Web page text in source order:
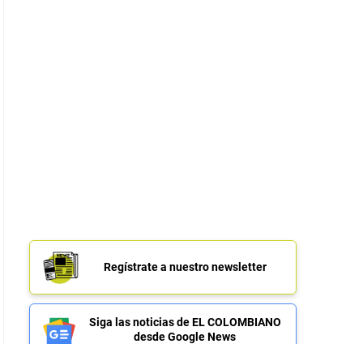
Regístrate a nuestro newsletter
Siga las noticias de EL COLOMBIANO
desde Google News